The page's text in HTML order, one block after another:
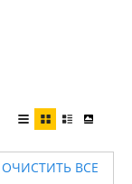
ОЧИСТИТЬ ВСЕ